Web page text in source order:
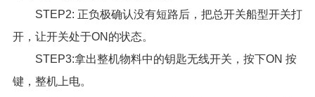
STEP2: 正负极确认没有短路后，把总开关船型开关打
开，让开关处于ON的状态。
STEP3:拿出整机物料中的钥匙无线开关，按下ON 按
键，整机上电。